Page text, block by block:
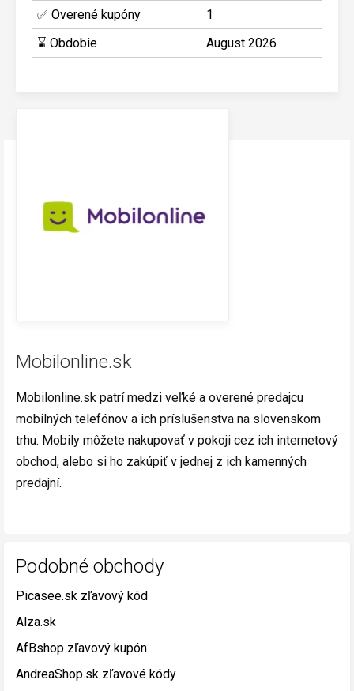
✅ Overené kupóny
1
⌛ Obdobie
August 2026
Mobilonline.sk
Mobilonline.sk patrí medzi veľké a overené predajcu
mobilných telefónov a ich príslušenstva na slovenskom
trhu. Mobily môžete nakupovať v pokoji cez ich internetový
obchod, alebo si ho zakúpiť v jednej z ich kamenných
predajní.
Podobné obchody
Picasee.sk zľavový kód
Alza.sk
AfBshop zľavový kupón
AndreaShop.sk zľavové kódy